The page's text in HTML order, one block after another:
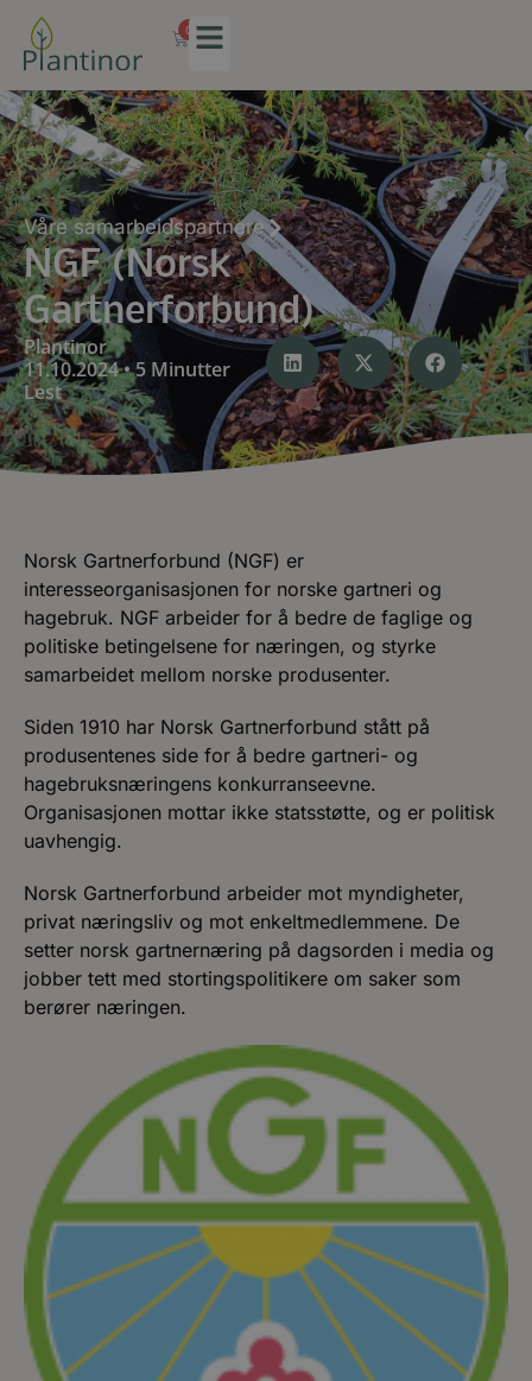
0
Våre samarbeidspartnere
NGF (Norsk
Gartnerforbund)
Plantinor
11.10.2024 • 5 Minutter
Lest
Norsk Gartnerforbund (NGF) er
interesseorganisasjonen for norske gartneri og
hagebruk. NGF arbeider for å bedre de faglige og
politiske betingelsene for næringen, og styrke
samarbeidet mellom norske produsenter.
Siden 1910 har Norsk Gartnerforbund stått på
produsentenes side for å bedre gartneri- og
hagebruksnæringens konkurranseevne.
Organisasjonen mottar ikke statsstøtte, og er politisk
uavhengig.
Norsk Gartnerforbund arbeider mot myndigheter,
privat næringsliv og mot enkeltmedlemmene. De
setter norsk gartnernæring på dagsorden i media og
jobber tett med stortingspolitikere om saker som
berører næringen.